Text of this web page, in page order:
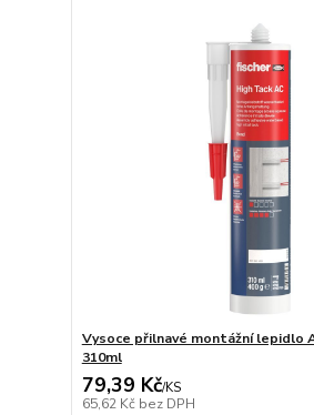
Vysoce přilnavé montážní lepidlo
310ml
79,39 Kč/KS
65,62 Kč bez DPH